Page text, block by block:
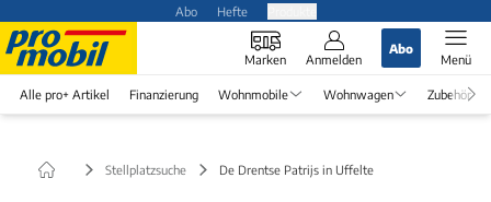
Abo Hefte
Marken Anmelden
Abo
Menü
Alle pro+ Artikel Finanzierung Wohnmobile Wohnwagen Zubehör
Stellplatzsuche De Drentse Patrijs in Uffelte